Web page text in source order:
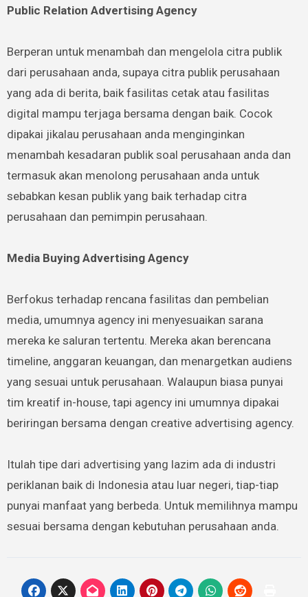
Public Relation Advertising Agency
Berperan untuk menambah dan mengelola citra publik
dari perusahaan anda, supaya citra publik perusahaan
yang ada di berita, baik fasilitas cetak atau fasilitas
digital mampu terjaga bersama dengan baik. Cocok
dipakai jikalau perusahaan anda menginginkan
menambah kesadaran publik soal perusahaan anda dan
termasuk akan menolong perusahaan anda untuk
sebabkan kesan publik yang baik terhadap citra
perusahaan dan pemimpin perusahaan.
Media Buying Advertising Agency
Berfokus terhadap rencana fasilitas dan pembelian
media, umumnya agency ini menyesuaikan sarana
mereka ke saluran tertentu. Mereka akan berencana
timeline, anggaran keuangan, dan menargetkan audiens
yang sesuai untuk perusahaan. Walaupun biasa punyai
tim kreatif in-house, tapi agency ini umumnya dipakai
beriringan bersama dengan creative advertising agency.
Itulah tipe dari advertising yang lazim ada di industri
periklanan baik di Indonesia atau luar negeri, tiap-tiap
punyai manfaat yang berbeda. Untuk memilihnya mampu
sesuai bersama dengan kebutuhan perusahaan anda.